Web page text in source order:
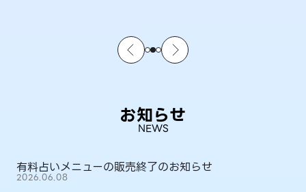
お知らせ
NEWS
有料占いメニューの販売終了のお知らせ
2026.06.08